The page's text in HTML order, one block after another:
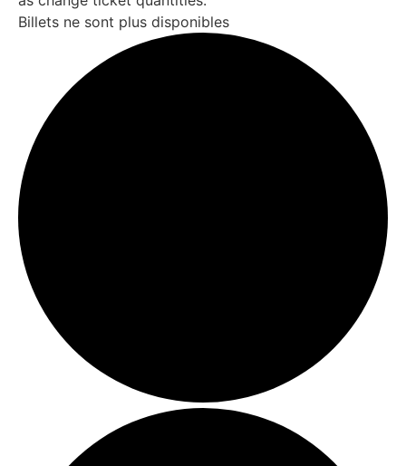
Billets ne sont plus disponibles